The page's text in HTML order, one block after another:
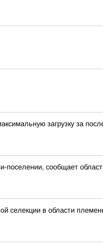
загрузку за
поселении, сообщает
селекции в области